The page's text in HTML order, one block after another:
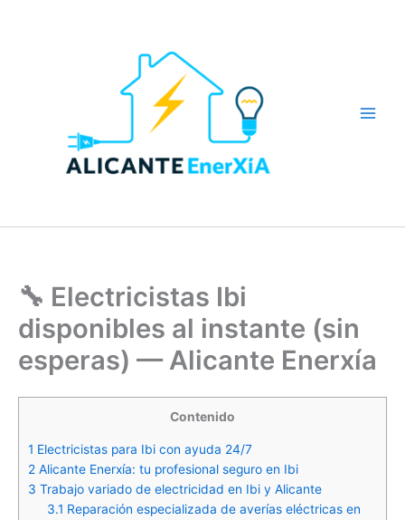
🔧 Electricistas Ibi
disponibles al instante (sin
esperas) — Alicante Enerxía
Contenido
1 Electricistas para Ibi con ayuda 24/7
2 Alicante Enerxía: tu profesional seguro en Ibi
3 Trabajo variado de electricidad en Ibi y Alicante
3.1 Reparación especializada de averías eléctricas en